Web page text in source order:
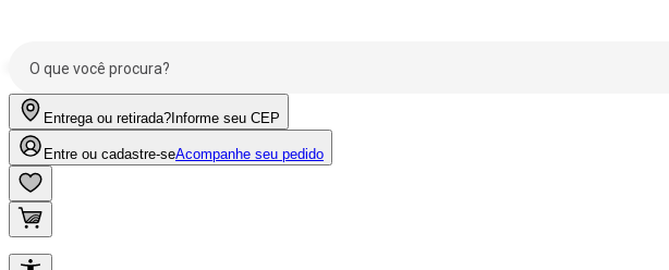
Entrega ou retirada? Informe seu CEP
Entre ou cadastre-seAcompanhe seu pedido